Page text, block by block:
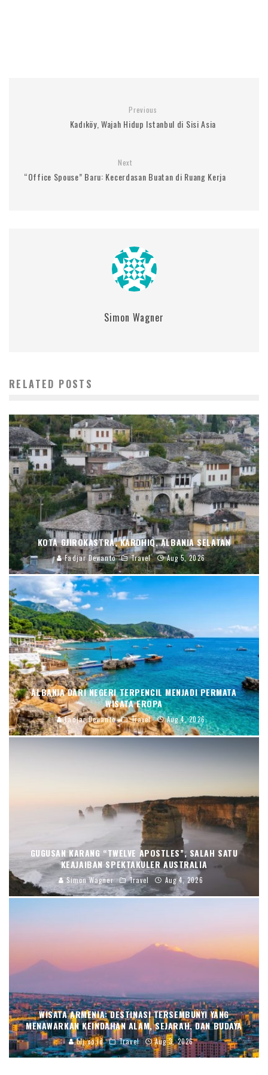
Previous
Kadıköy, Wajah Hidup Istanbul di Sisi Asia
Next
“Office Spouse” Baru: Kecerdasan Buatan di Ruang Kerja
Simon Wagner
RELATED POSTS
KOTA GJIROKASTRA, KARDHIQ, ALBANIA SELATAN
Fadjar Dewanto Travel Aug 5, 2026
ALBANIA DARI NEGERI TERPENCIL MENJADI PERMATA
WISATA EROPA
Fadjar Dewanto Travel Aug 4, 2026
GUGUSAN KARANG “TWELVE APOSTLES”, SALAH SATU
KEAJAIBAN SPEKTAKULER AUSTRALIA
Simon Wagner Travel Aug 4, 2026
WISATA ARMENIA: DESTINASI TERSEMBUNYI YANG
MENAWARKAN KEINDAHAN ALAM, SEJARAH, DAN BUDAYA
blj.co.id Travel Aug 3, 2026